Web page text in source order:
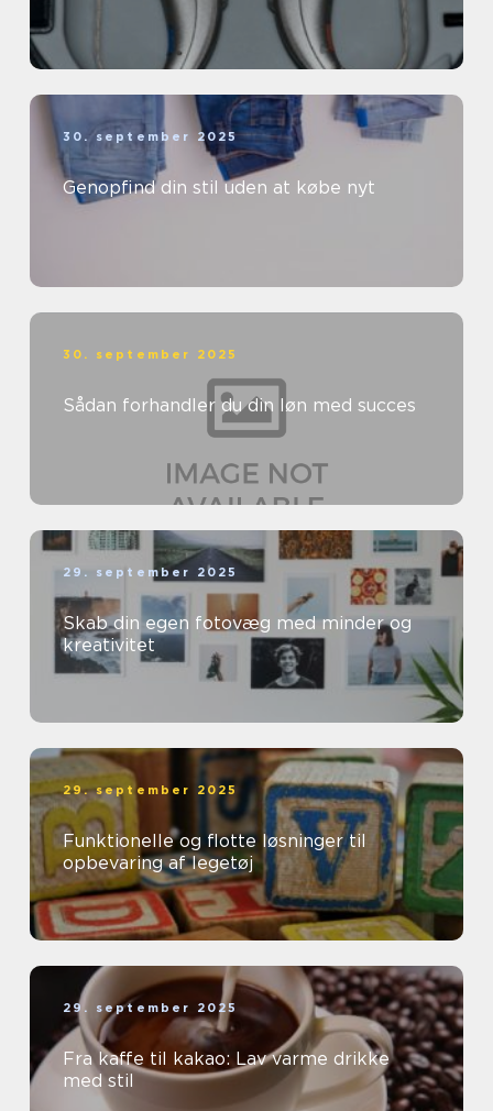
30. september 2025
Genopfind din stil uden at købe nyt
30. september 2025
Sådan forhandler du din løn med succes
29. september 2025
Skab din egen fotovæg med minder og
kreativitet
29. september 2025
Funktionelle og flotte løsninger til
opbevaring af legetøj
29. september 2025
Fra kaffe til kakao: Lav varme drikke
med stil